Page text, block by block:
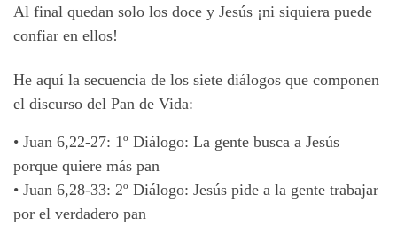
Al final quedan solo los doce y Jesús ¡ni siquiera puede
confiar en ellos!
He aquí la secuencia de los siete diálogos que componen
el discurso del Pan de Vida:
• Juan 6,22-27: 1º Diálogo: La gente busca a Jesús
porque quiere más pan
• Juan 6,28-33: 2º Diálogo: Jesús pide a la gente trabajar
por el verdadero pan